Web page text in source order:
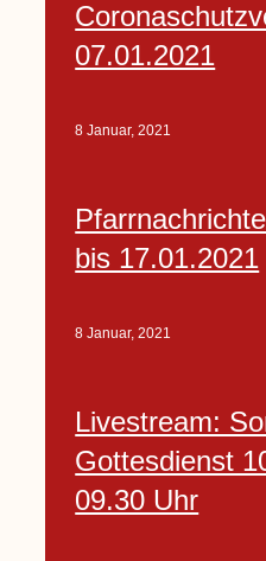
07.01.2021
8 Januar, 2021
bis 17.01.2021
8 Januar, 2021
Livestream:
Gottesdienst
09.30 Uhr